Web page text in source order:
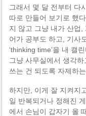
그래서 몇 달 전부터 다
따로 만들어 보기로 했
지 않고 그냥 내가 산업
어가 공부도 하고, 기사
‘thinking time’을 내 캘
그냥 사무실에서 생각
쓰는 건 되도록 자제하
하지만, 이게 잘 지켜지
일 반복되거나 정해진
에서 손님이 갑자기 올